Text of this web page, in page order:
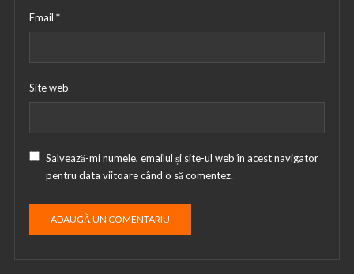
Email *
Site web
Salvează-mi numele, emailul și site-ul web în acest navigator
pentru data viitoare când o să comentez.